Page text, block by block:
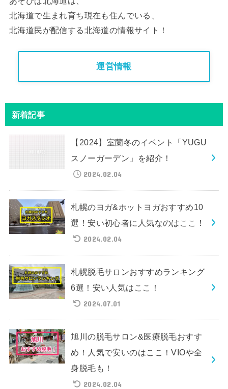
北海道で生まれ育ち現在も住んでいる、
北海道民が配信する北海道の情報サイト！
運営情報
新着記事
【2024】室蘭冬のイベント「YUGU
スノーガーデン」を紹介！
2024.02.04
札幌のヨガ&ホットヨガおすすめ10
選！安い初心者に人気なのはここ！
2024.02.04
札幌脱毛サロンおすすめランキング
6選！安い人気はここ！
2024.07.01
旭川の脱毛サロン&医療脱毛おすす
め！人気で安いのはここ！VIOや全
身脱毛も！
2024.02.04